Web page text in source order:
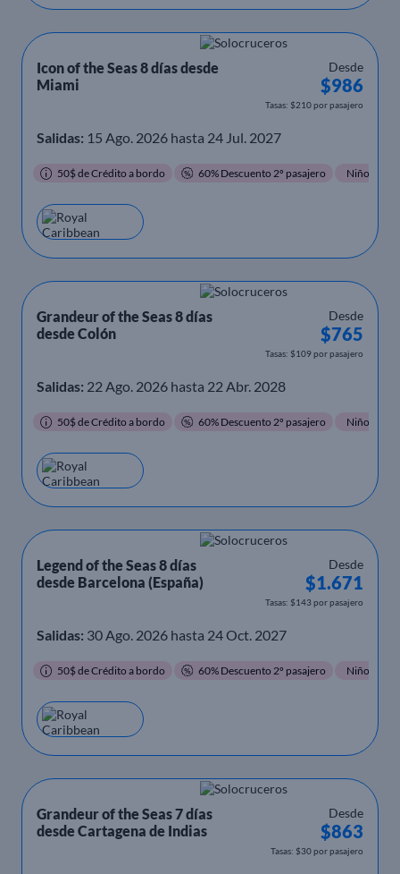
Icon of the Seas 8 días desde
Miami
Desde
$986
Tasas: $210 por pasajero
Salidas: 15 Ago. 2026 hasta 24 Jul. 2027
50$ de Crédito a bordo 60% Descuento 2º pasajero Niños
Grandeur of the Seas 8 días
desde Colón
Desde
$765
Tasas: $109 por pasajero
Salidas: 22 Ago. 2026 hasta 22 Abr. 2028
50$ de Crédito a bordo 60% Descuento 2º pasajero Niños
Legend of the Seas 8 días
desde Barcelona (España)
Desde
$1.671
Tasas: $143 por pasajero
Salidas: 30 Ago. 2026 hasta 24 Oct. 2027
50$ de Crédito a bordo 60% Descuento 2º pasajero Niños
Grandeur of the Seas 7 días
desde Cartagena de Indias
Desde
$863
Tasas: $30 por pasajero